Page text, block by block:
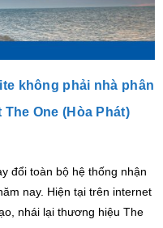
không phải nhà phân
One (Hòa Phát)
đổi toàn bộ hệ thống nhận
nay. Hiện tại trên internet
nhái lại thương hiệu The